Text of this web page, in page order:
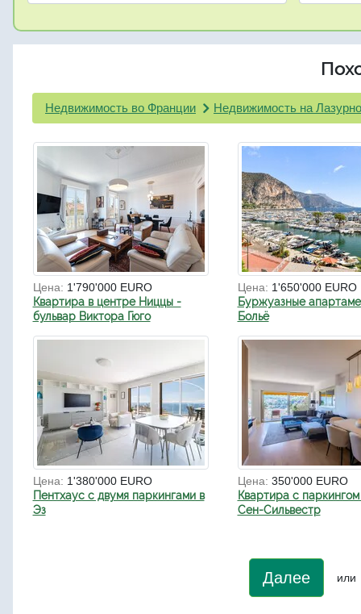
Недвижимость во Франции Недвижимость на
Цена: 1'790'000 EURO
Квартира в центре Ниццы -
бульвар Виктора Гюго
Цена: 1'650'000 EURO
Буржуазные
Больё
Цена: 1'380'000 EURO
Пентхаус с двумя паркингами в
Эз
Цена: 350'000 EURO
Квартира с
Сен-Сильвестр
Далее или